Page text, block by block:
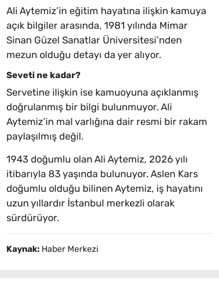
Ali Aytemiz’in eğitim hayatına ilişkin kamuya
açık bilgiler arasında, 1981 yılında Mimar
Sinan Güzel Sanatlar Üniversitesi’nden
mezun olduğu detayı da yer alıyor.
Seveti ne kadar?
Servetine ilişkin ise kamuoyuna açıklanmış
doğrulanmış bir bilgi bulunmuyor. Ali
Aytemiz’in mal varlığına dair resmi bir rakam
paylaşılmış değil.
1943 doğumlu olan Ali Aytemiz, 2026 yılı
itibarıyla 83 yaşında bulunuyor. Aslen Kars
doğumlu olduğu bilinen Aytemiz, iş hayatını
uzun yıllardır İstanbul merkezli olarak
sürdürüyor.
Kaynak: Haber Merkezi